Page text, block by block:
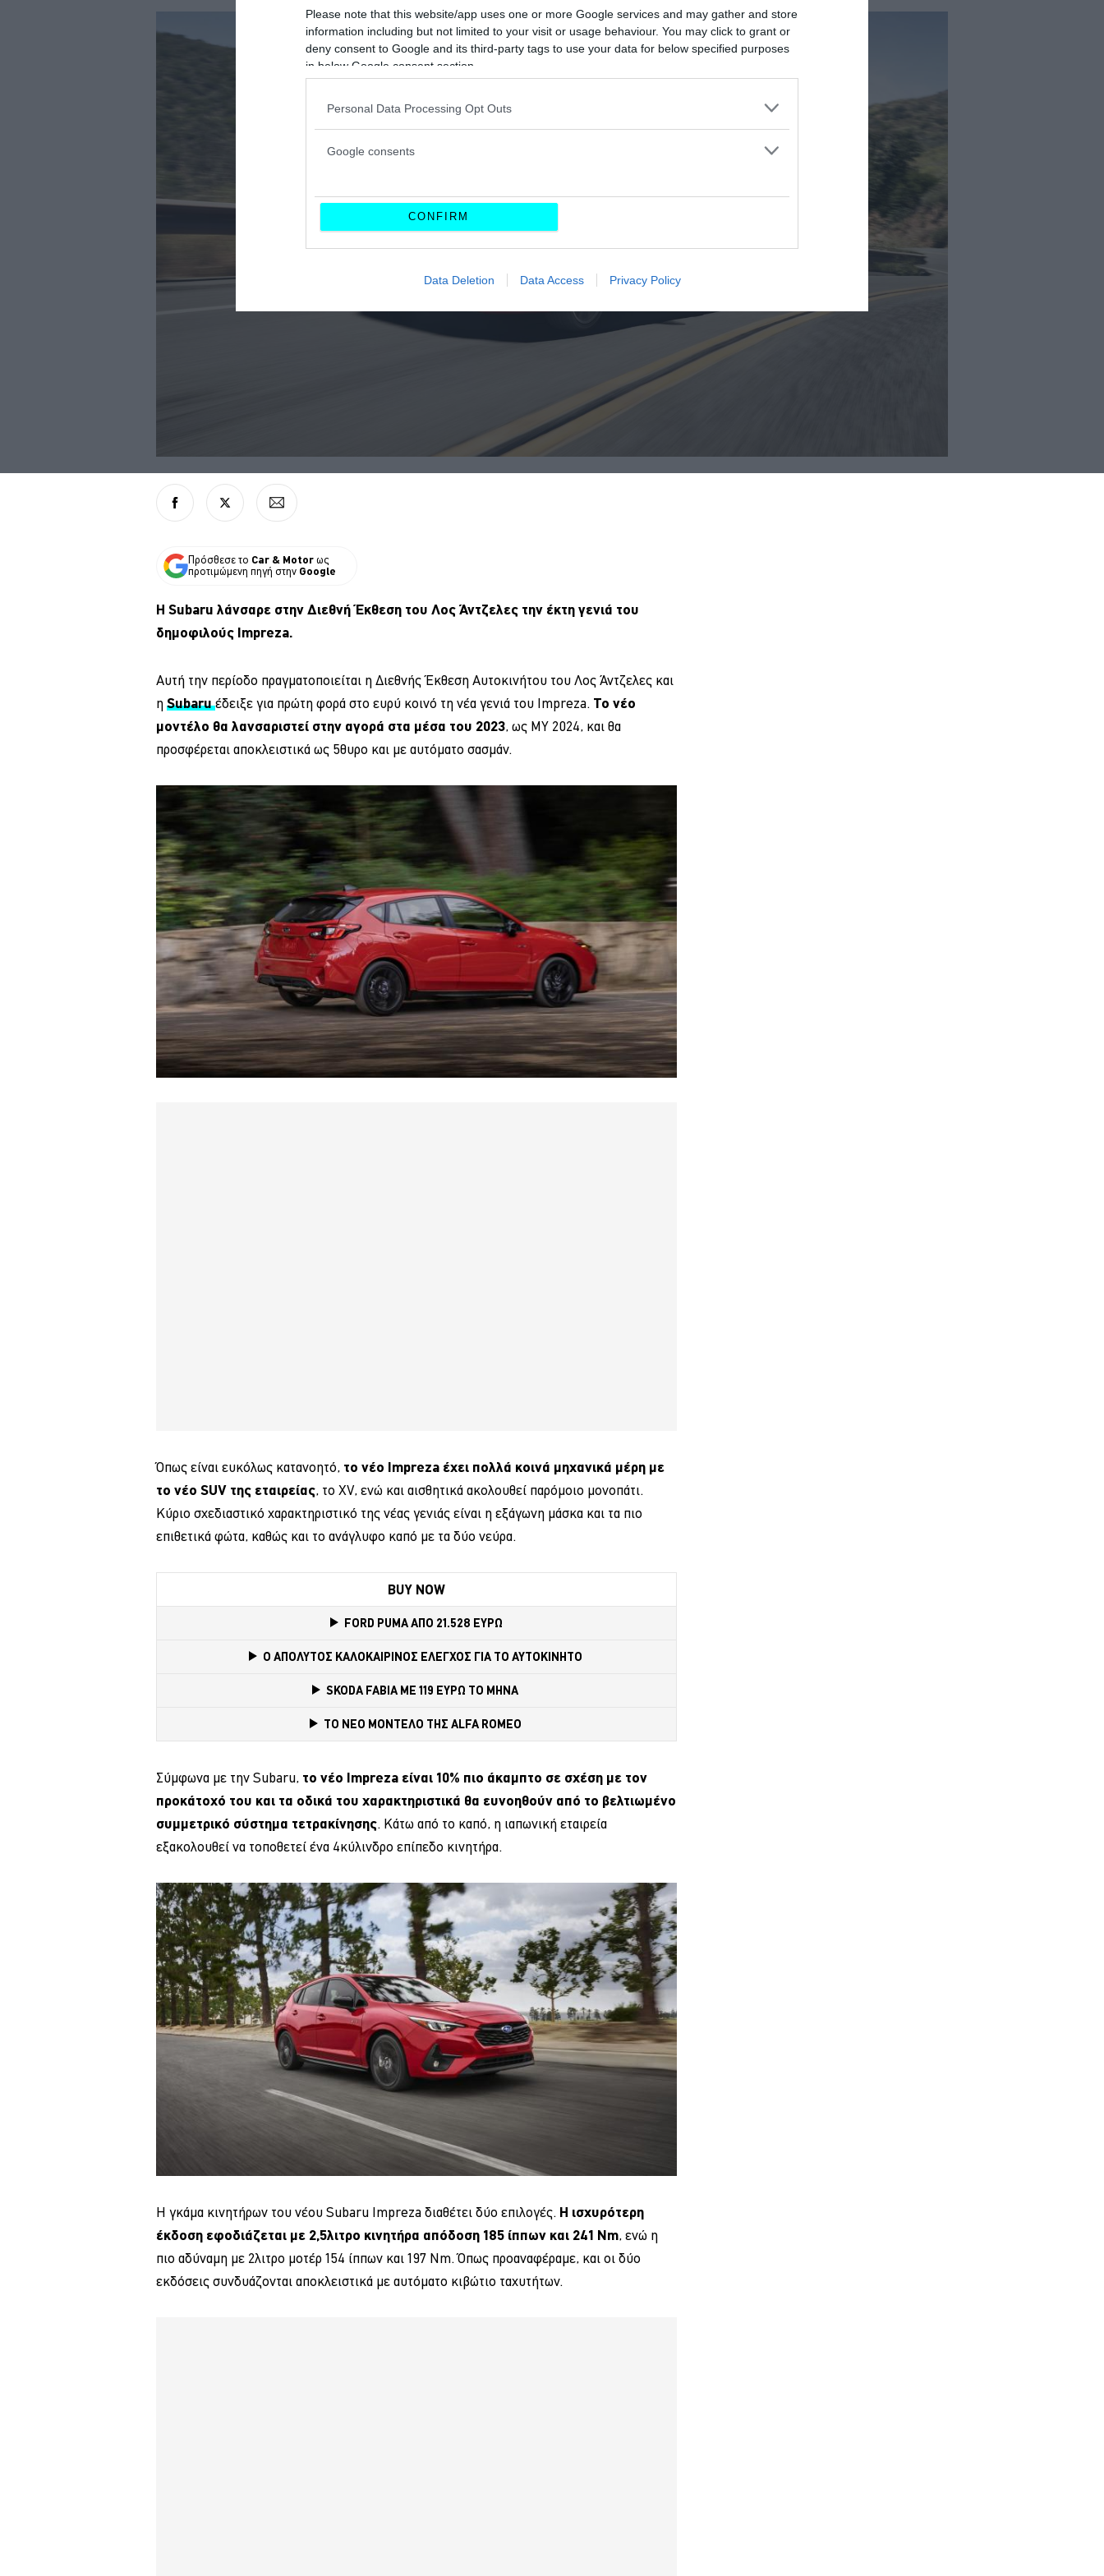
Please note that this website/app uses one or more Google services and may gather and store
information including but not limited to your visit or usage behaviour. You may click to grant or
deny consent to Google and its third-party tags to use your data for below specified purposes
in below Google consent section.
Personal Data Processing Opt Outs
Google consents
CONFIRM
Data Deletion Data Access Privacy Policy
Πρόσθεσε το Car & Motor ως
προτιμώμενη πηγή στην Google
Η Subaru λάνσαρε στην Διεθνή Έκθεση του Λος Άντζελες την έκτη γενιά του
δημοφιλούς Impreza.
Αυτή την περίοδο πραγματοποιείται η Διεθνής Έκθεση Αυτοκινήτου του Λος Άντζελες και
η Subaruέδειξε για πρώτη φορά στο ευρύ κοινό τη νέα γενιά του Impreza. Το νέο
μοντέλο θα λανσαριστεί στην αγορά στα μέσα του 2023, ως MY 2024, και θα
προσφέρεται αποκλειστικά ως 5θυρο και με αυτόματο σασμάν.
Όπως είναι ευκόλως κατανοητό, το νέο Impreza έχει πολλά κοινά μηχανικά μέρη με
το νέο SUV της εταιρείας, το XV, ενώ και αισθητικά ακολουθεί παρόμοιο μονοπάτι.
Κύριο σχεδιαστικό χαρακτηριστικό της νέας γενιάς είναι η εξάγωνη μάσκα και τα πιο
επιθετικά φώτα, καθώς και το ανάγλυφο καπό με τα δύο νεύρα.
BUY NOW
FORD PUMA ΑΠΟ 21.528 ΕΥΡΩ
Ο ΑΠΟΛΥΤΟΣ ΚΑΛΟΚΑΙΡΙΝΟΣ ΕΛΕΓΧΟΣ ΓΙΑ ΤΟ ΑΥΤΟΚΙΝΗΤΟ
SKODA FABIA ME 119 ΕΥΡΩ ΤΟ ΜΗΝΑ
TO NEO MONTΕΛΟ ΤΗΣ ALFA ROMEO
Σύμφωνα με την Subaru, το νέο Impreza είναι 10% πιο άκαμπτο σε σχέση με τον
προκάτοχό του και τα οδικά του χαρακτηριστικά θα ευνοηθούν από το βελτιωμένο
συμμετρικό σύστημα τετρακίνησης. Κάτω από το καπό, η ιαπωνική εταιρεία
εξακολουθεί να τοποθετεί ένα 4κύλινδρο επίπεδο κινητήρα.
Η γκάμα κινητήρων του νέου Subaru Impreza διαθέτει δύο επιλογές. Η ισχυρότερη
έκδοση εφοδιάζεται με 2,5λιτρο κινητήρα απόδοση 185 ίππων και 241 Nm, ενώ η
πιο αδύναμη με 2λιτρο μοτέρ 154 ίππων και 197 Nm. Όπως προαναφέραμε, και οι δύο
εκδόσεις συνδυάζονται αποκλειστικά με αυτόματο κιβώτιο ταχυτήτων.